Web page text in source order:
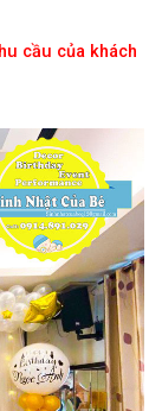
cầu của khách